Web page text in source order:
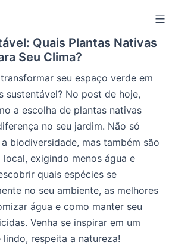
Quais Plantas Nativas
Seu Clima?
seu espaço verde em
sustentável? No post de hoje,
a escolha de plantas nativas
no seu jardim. Não só
biodiversidade, mas também são
exigindo menos água e
quais espécies se
no seu ambiente, as melhores
água e como manter seu
Venha se inspirar em um
respeita a natureza!